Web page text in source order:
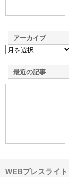
アーカイブ
最近の記事
WEBプレスライト